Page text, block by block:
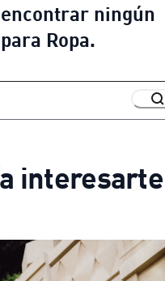
encontrar ningún
Ropa.
interesarte